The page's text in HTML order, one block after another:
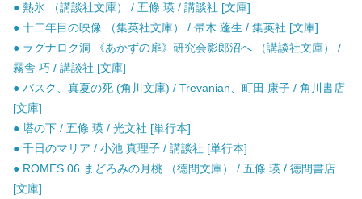
● 熱氷 （講談社文庫） / 五條 瑛 / 講談社 [文庫]
● 十二年目の映像 （集英社文庫） / 帚木 蓬生 / 集英社 [文庫]
● ラグナロク洞 《あかずの扉》研究会影郎沼へ （講談社文庫） /
霧舎 巧 / 講談社 [文庫]
● バスク、真夏の死 (角川文庫) / Trevanian、町田 康子 / 角川書店
[文庫]
● 塔の下 / 五條 瑛 / 光文社 [単行本]
● 千日のマリア / 小池 真理子 / 講談社 [単行本]
● ROMES 06 まどろみの月桃 （徳間文庫） / 五條 瑛 / 徳間書店
[文庫]